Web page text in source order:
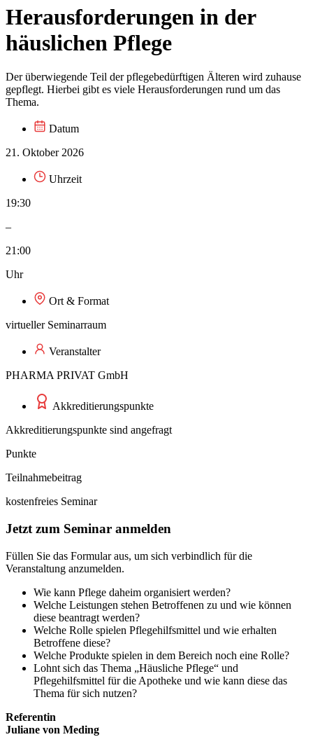
Herausforderungen in der
häuslichen Pflege
Der überwiegende Teil der pflegebedürftigen Älteren wird zuhause
gepflegt. Hierbei gibt es viele Herausforderungen rund um das
Thema.
Datum
21. Oktober 2026
Uhrzeit
19:30
–
21:00
Uhr
Ort & Format
virtueller Seminarraum
Veranstalter
PHARMA PRIVAT GmbH
Akkreditierungspunkte
Akkreditierungspunkte sind angefragt
Punkte
Teilnahmebeitrag
kostenfreies Seminar
Jetzt zum Seminar anmelden
Füllen Sie das Formular aus, um sich verbindlich für die
Veranstaltung anzumelden.
Wie kann Pflege daheim organisiert werden?
Welche Leistungen stehen Betroffenen zu und wie können
diese beantragt werden?
Welche Rolle spielen Pflegehilfsmittel und wie erhalten
Betroffene diese?
Welche Produkte spielen in dem Bereich noch eine Rolle?
Lohnt sich das Thema „Häusliche Pflege“ und
Pflegehilfsmittel für die Apotheke und wie kann diese das
Thema für sich nutzen?
Referentin
Juliane von Meding